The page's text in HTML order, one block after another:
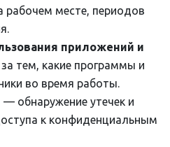
рабочем месте, периодов
приложений и
тем, какие программы и
во время работы.
— обнаружение утечек и
к конфиденциальным